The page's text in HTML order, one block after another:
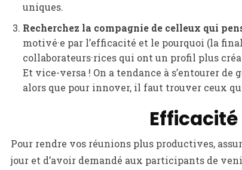
uniques.
Recherchez la compagnie de celleux qui
motivé·e par l’efficacité et le pourquoi (la
collaborateurs·rices qui ont un profil plus
Et vice-versa ! On a tendance à s’entourer
alors que pour innover, il faut trouver ceux
Pour rendre vos réunions plus productives,
jour et d’avoir demandé aux participants de